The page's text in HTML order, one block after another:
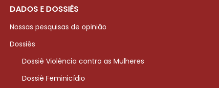
DADOS E DOSSIÊS
Nossas pesquisas de opinião
Dossiês
Dossiê Violência contra as Mulheres
Dossiê Feminicídio